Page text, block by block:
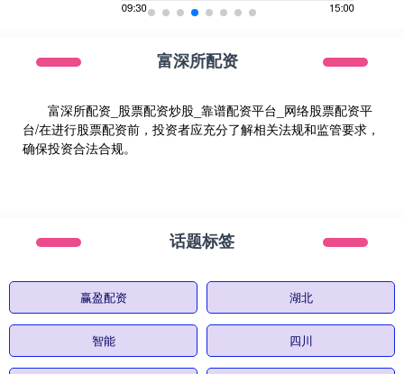
富深所配资
富深所配资_股票配资炒股_靠谱配资平台_网络股票配资平
台/在进行股票配资前，投资者应充分了解相关法规和监管要求，
确保投资合法合规。
话题标签
赢盈配资 湖北
智能 四川